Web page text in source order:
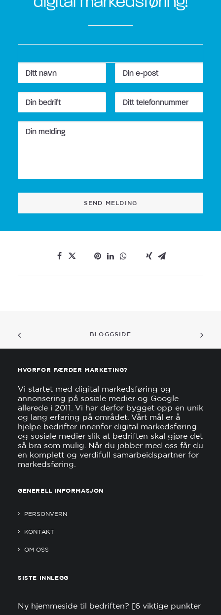
BLOGGSIDE
HVORFOR FÆRDER MARKETING?
Vi startet med digital markedsføring og
annonsering på sosiale medier og Google
allerede i 2011. Vi har derfor bygget opp en unik
og lang erfaring på området. Vårt mål er å
hjelpe bedrifter innenfor digital markedsføring
og sosiale medier slik at bedriften skal gjøre det
så bra som mulig. Når du jobber med oss får du
en komplett og verdifull samarbeidspartner for
markedsføring.
GENERELL INFORMASJON
PERSONVERN
KONTAKT
OM OSS
SISTE INNLEGG
Ny hjemmeside til bedriften? [6 viktige punkter